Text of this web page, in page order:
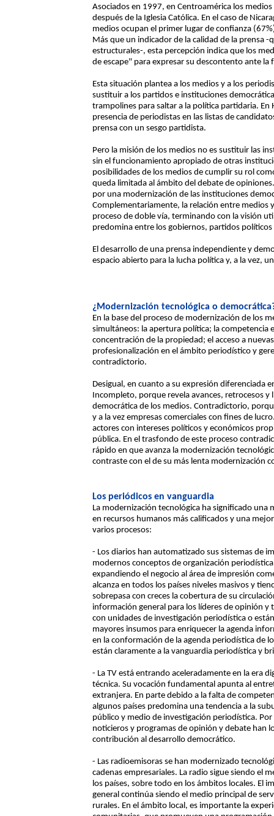
Asociados en 1997, en Centroamérica los
después de la Iglesia Católica. En el caso de
medios ocupan el primer lugar de confianza
Más que un indicador de la calidad de la prensa -
estructurales-, esta percepción indica que los
de escape" para expresar su descontento ante
Esta situación plantea a los medios y a los
sustituir a los partidos e instituciones
trampolines para saltar a la política partidaria.
presencia de periodistas en las listas de
prensa con un sesgo partidista.
Pero la misión de los medios no es sustituir las
sin el funcionamiento apropiado de otras
posibilidades de los medios de cumplir su rol
queda limitada al ámbito del debate de
por una modernización de las instituciones
Complementariamente, la relación entre medios
proceso de doble vía, terminando con la visión
predomina entre los gobiernos, partidos
El desarrollo de una prensa independiente y
espacio abierto para la lucha política y, a la vez,
¿Modernización tecnológica o
En la base del proceso de modernización de los
simultáneos: la apertura política; la competencia
concentración de la propiedad; el acceso a
profesionalización en el ámbito periodístico y
contradictorio.
Desigual, en cuanto a su expresión diferenciada
Incompleto, porque revela avances, retrocesos
democrática de los medios. Contradictorio,
y a la vez empresas comerciales con fines de
actores con intereses políticos y económicos
pública. En el trasfondo de este proceso
rápido en que avanza la modernización
contraste con el de su más lenta modernización
Los periódicos en vanguardia
La modernización tecnológica ha significado
en recursos humanos más calificados y una
varios procesos:
- Los diarios han automatizado sus sistemas de
modernos conceptos de organización
expandiendo el negocio al área de impresión
alcanza en todos los países niveles masivos y
sobrepasa con creces la cobertura de su
información general para los líderes de opinión
con unidades de investigación periodística o
mayores insumos para enriquecer la agenda
en la conformación de la agenda periodística de
están claramente a la vanguardia periodística y
- La TV está entrando aceleradamente en la era
técnica. Su vocación fundamental apunta al
extranjera. En parte debido a la falta de
algunos países predomina una tendencia a la
público y medio de investigación periodística.
noticieros y programas de opinión y debate han
contribución al desarrollo democrático.
- Las radioemisoras se han modernizado
cadenas empresariales. La radio sigue siendo el
los países, sobre todo en los ámbitos locales. El
general continúa siendo el medio principal de
rurales. En el ámbito local, es importante la